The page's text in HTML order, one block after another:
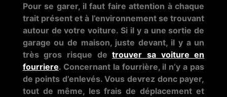
Pour se garer, il faut faire attention à chaque
trait présent et à l’environnement se trouvant
autour de votre voiture. Si il y a une sortie de
garage ou de maison, juste devant, il y a un
très gros risque detrouver sa voiture en
fourriere. Concernant la fourrière, il n’y a pas
de points d’enlevés. Vous devrez donc payer,
tout de même, les frais de déplacement et